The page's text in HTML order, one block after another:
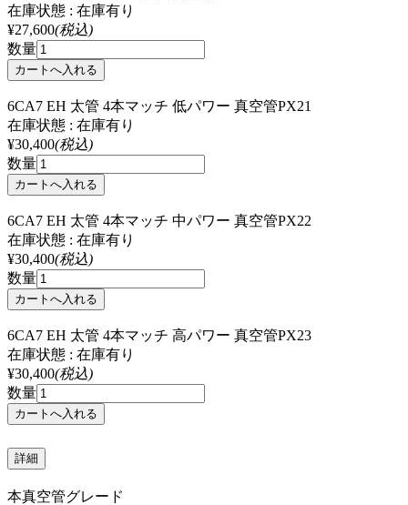
在庫状態 : 在庫有り
¥27,600(税込)
数量
6CA7 EH 太管 4本マッチ 低パワー 真空管PX21
在庫状態 : 在庫有り
¥30,400(税込)
数量
6CA7 EH 太管 4本マッチ 中パワー 真空管PX22
在庫状態 : 在庫有り
¥30,400(税込)
数量
6CA7 EH 太管 4本マッチ 高パワー 真空管PX23
在庫状態 : 在庫有り
¥30,400(税込)
数量
詳細
本真空管グレード